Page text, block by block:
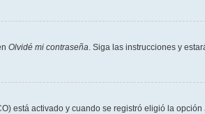
Olvidé mi contraseña. Siga las instrucciones y
está activado y cuando se registró eligió la opción